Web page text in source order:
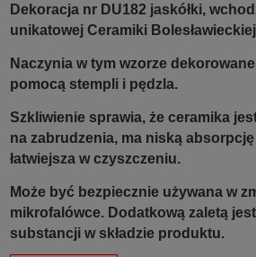
Dekoracja nr DU182 jaskółki,
unikatowej Ceramiki
Naczynia w tym wzorze
pomocą stempli i pędzla.
Szkliwienie sprawia, że ceramika
na zabrudzenia, ma niską
łatwiejsza w czyszczeniu.
Może być bezpiecznie używana w
mikrofalówce. Dodatkową zaletą
substancji w składzie produktu.